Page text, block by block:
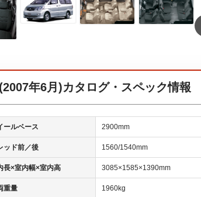
年6月)カタログ・スペック情報
ールベース 2900mm
ッド前／後 1560/1540mm
長×室内幅×室内高 3085×1585×1390mm
重量 1960kg